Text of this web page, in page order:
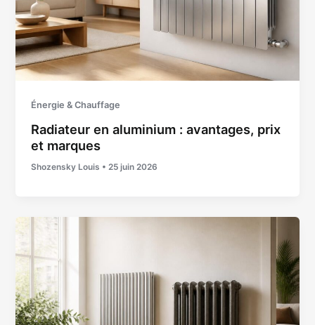
Énergie & Chauffage
Radiateur en aluminium : avantages, prix
et marques
Shozensky Louis •25 juin 2026